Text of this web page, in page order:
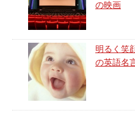
の映画
明るく笑
の英語名